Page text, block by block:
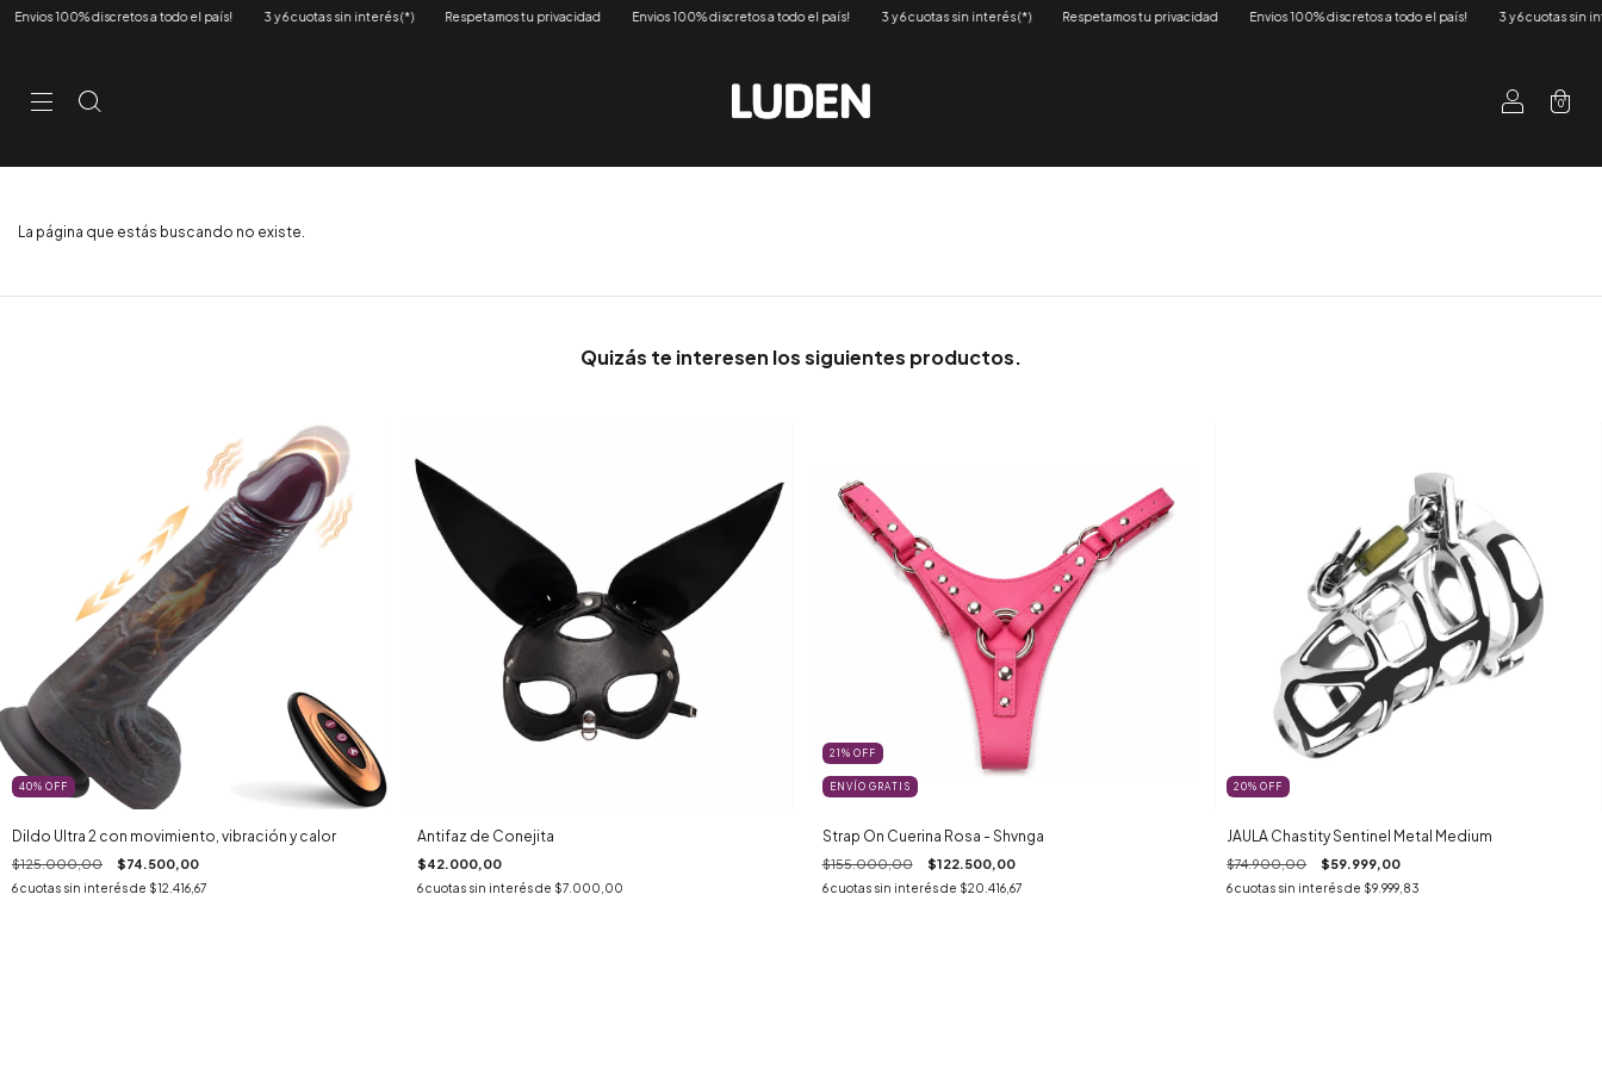
100% discretos a todo el país! 3 y 6 cuotas sin interés (*) Respetamos tu privacidad Envios 100% discretos a todo el país! 3 y 6 cuotas sin interés (*) Respetamos tu privacidad Envios 100% discretos a todo el país! 3 y 6 cuotas sin interés
0
La página que estás buscando no existe.
Quizás te interesen los siguientes productos.
40% OFF
Dildo Ultra 2 con movimiento, vibración y calor
$125.000,00 $74.500,00
6cuotas sin interés de $12.416,67
Antifaz de Conejita
$42.000,00
6cuotas sin interés de $7.000,00
21 % OFF
ENVÍO GRATIS
Strap On Cuerina Rosa - Shvnga
$155.000,00 $122.500,00
6 cuotas sin interés de $20.416,67
20%OFF
JAULA Chastity Sentinel Metal Medium
$74.900,00 $59.999,00
6cuotas sin interés de $9.999,83